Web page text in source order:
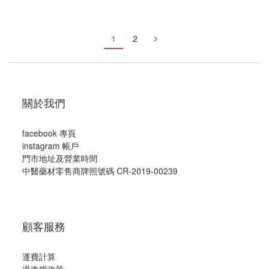
1 2
關於我們
facebook 專頁
instagram 帳戶
門市地址及營業時間
中醫藥材零售商牌照號碼 CR-2019-00239
顧客服務
運費計算